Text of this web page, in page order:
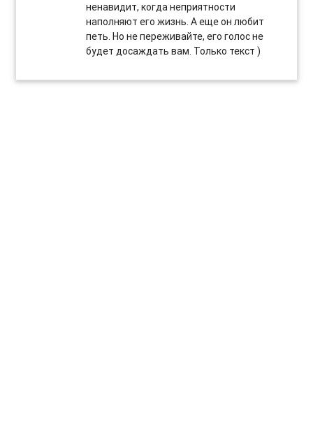
ненавидит, когда неприятности
наполняют его жизнь. А еще он любит
петь. Но не переживайте, его голос не
будет досаждать вам. Только текст )